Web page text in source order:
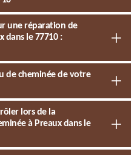
une réparation de
dans le 77710 :
de cheminée de votre
lors de la
à Preaux dans le